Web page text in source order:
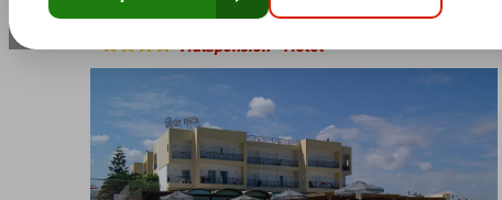
Astir Strand
Halbpension-Hotel